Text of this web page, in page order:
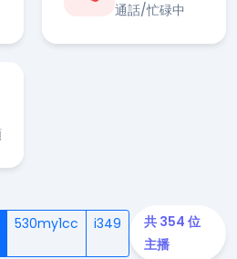
通話/忙碌中
530my1cc i349
共 354 位
主播